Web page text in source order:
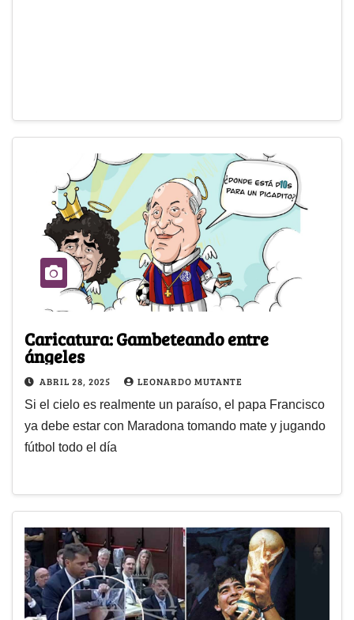
Caricatura: Gambeteando entre
ángeles
ABRIL 28, 2025 LEONARDO MUTANTE
Si el cielo es realmente un paraíso, el papa Francisco
ya debe estar con Maradona tomando mate y jugando
fútbol todo el día